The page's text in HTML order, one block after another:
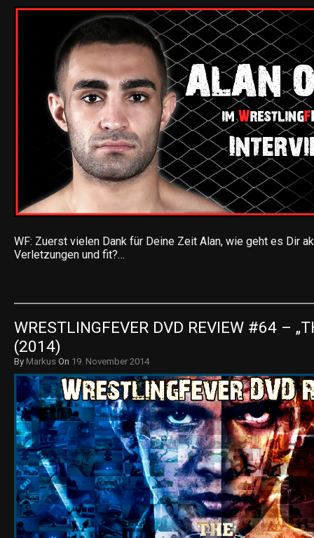
WF: Zuerst vielen Dank für Deine Zeit Alan, wie geht es Dir
Verletzungen und fit?…
WRESTLINGFEVER DVD REVIEW #64 –
(2014)
By Markus On 19. November 2014